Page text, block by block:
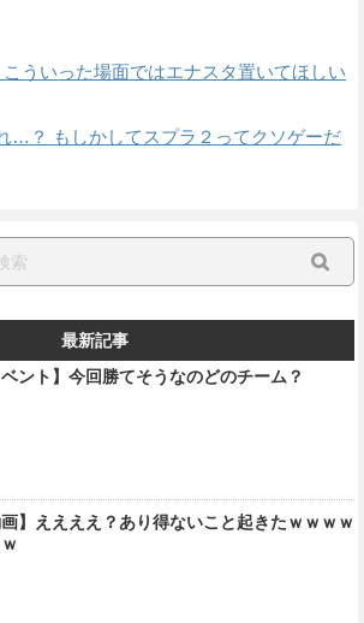
こういった場面ではエナスタ置いてほしい
…？ もしかしてスプラ２ってクソゲーだ
最新記事
ベント】今回勝てそうなのどのチーム？
画】ええええ？あり得ないこと起きたｗｗｗｗ